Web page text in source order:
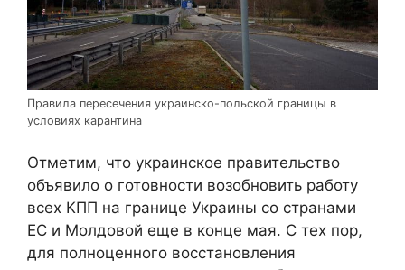
Правила пересечения украинско-польской границы в
условиях карантина
Отметим, что украинское правительство
объявило о готовности возобновить работу
всех КПП на границе Украины со странами
ЕС и Молдовой еще в конце мая. С тех пор,
для полноценного восстановления